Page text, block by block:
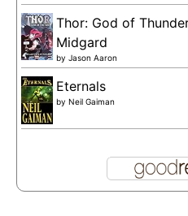
Thor: God of
Midgard
by Jason Aaron
Eternals
by Neil Gaiman